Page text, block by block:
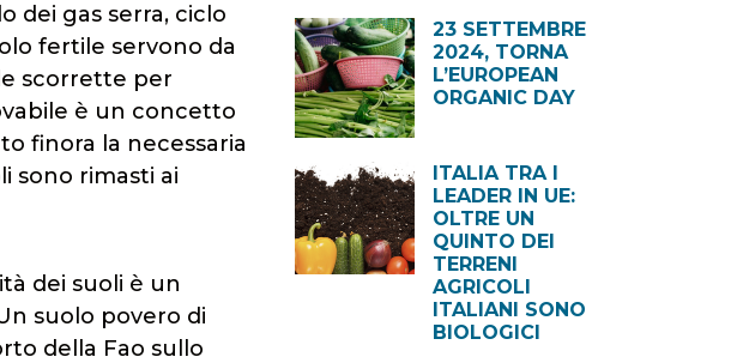
dei gas serra, ciclo
fertile servono da
scorrette per
è un concetto
finora la necessaria
sono rimasti ai
dei suoli è un
suolo povero di
della Fao sullo
23 SETTEMBRE
2024, TORNA
L’EUROPEAN
ORGANIC DAY
ITALIA TRA I
LEADER IN UE:
OLTRE UN
QUINTO DEI
TERRENI
AGRICOLI
ITALIANI SONO
BIOLOGICI